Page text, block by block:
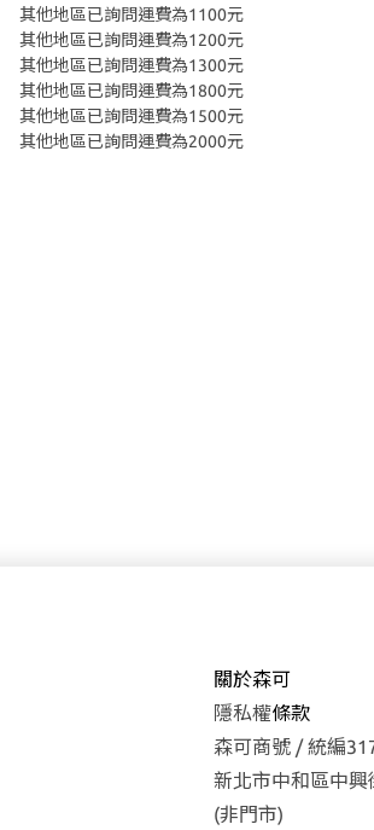
其他地區已詢問運費為1100元
其他地區已詢問運費為1200元
其他地區已詢問運費為1300元
其他地區已詢問運費為1800元
其他地區已詢問運費為1500元
其他地區已詢問運費為2000元
關於森可
隱私權條款
森可商號 / 統編
新北市中和區中
(非門市)